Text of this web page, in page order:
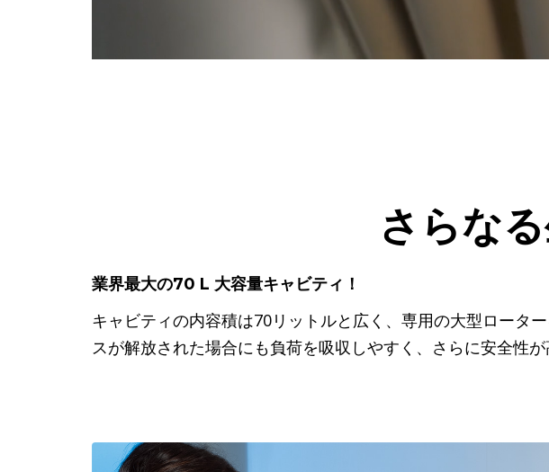
さらな
業界最大の70 L 大容量キャビティ！
キャビティの内容積は70リットルと広く、専用の大型ロータ
スが解放された場合にも負荷を吸収しやすく、さらに安全性が